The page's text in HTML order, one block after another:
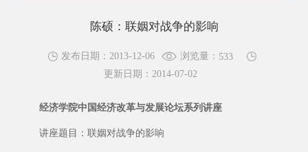
陈硕：联姻对战争的影响
发布日期：2013-12-06 浏览量： 533
更新日期：2014-07-02
经济学院中国经济改革与发展论坛系列讲座
讲座题目：联姻对战争的影响